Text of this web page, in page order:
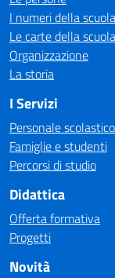
I numeri della scuola
Le carte della scuola
Organizzazione
La storia
I Servizi
Personale scolastico
Famiglie e studenti
Percorsi di studio
Didattica
Offerta formativa
Progetti
Novità